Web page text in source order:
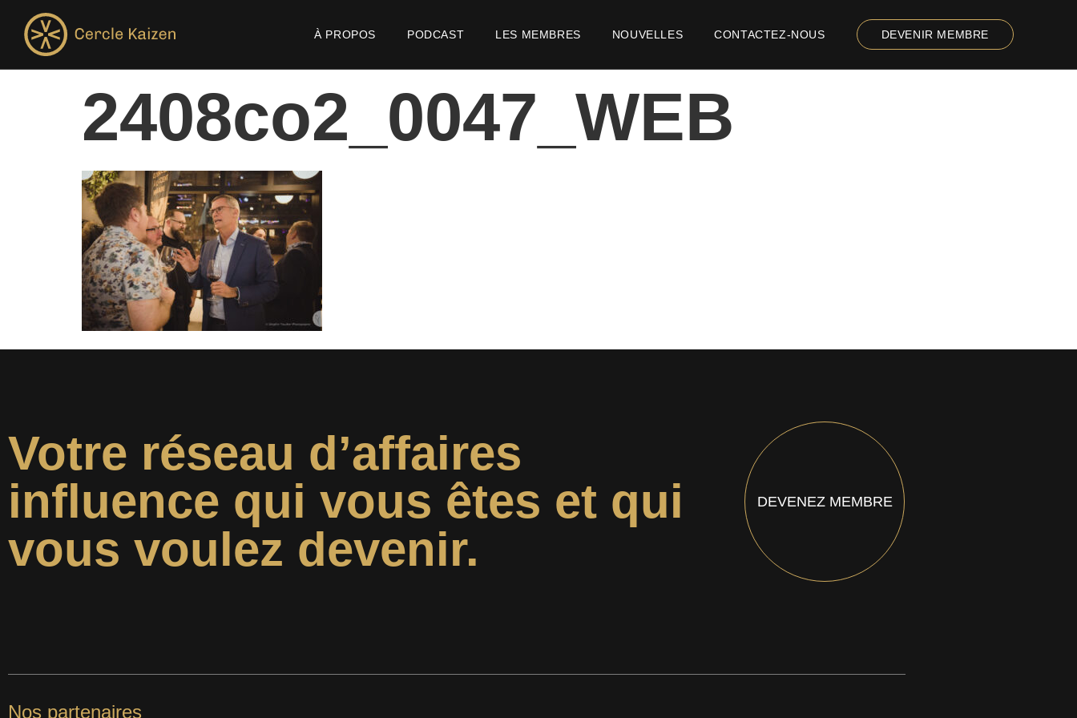
À PROPOS PODCAST LES MEMBRES NOUVELLES CONTACTEZ-NOUS DEVENIR MEMBRE
2408co2_0047_WEB
Votre réseau d’affaires
influence qui vous êtes et qui
vous voulez devenir.
DEVENEZ MEMBRE
Nos partenaires